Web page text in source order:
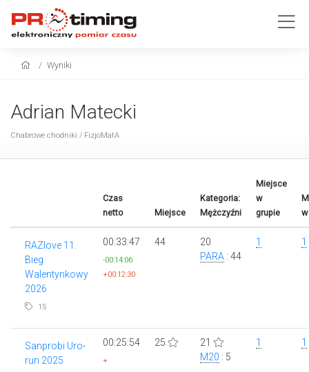
Wyniki
Adrian Matecki
Chabrowe chodniki / FizjoMatA
Czas
netto
Miejsce
Kategoria:
Mężczyźni
Miejsce
w
grupie
RAZlove 11.
Bieg
Walentynkowy
2026
15
00:33:47
-00:14:06
+00:12:30
44
20
PARA : 44
1 1
Sanprobi Uro-
run 2025
00:25:54
+
25
21
M20 : 5
1 1